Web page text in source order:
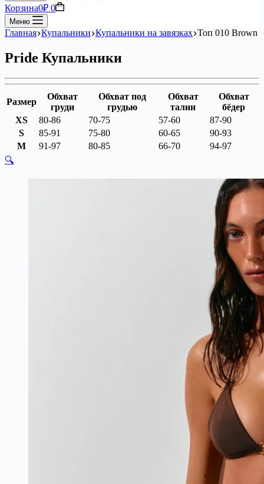
Корзина0₽ 0
Меню
Главная Купальники Купальники на завязках Топ 010 Brown
Pride Купальники
Размер
Обхват
груди
Обхват под
грудью
Обхват
талии
Обхват
бёдер
XS
80-86 70-75 57-60
87-90
S
85-91 75-80 60-65
90-93
M
91-97 80-85 66-70
94-97
🔍